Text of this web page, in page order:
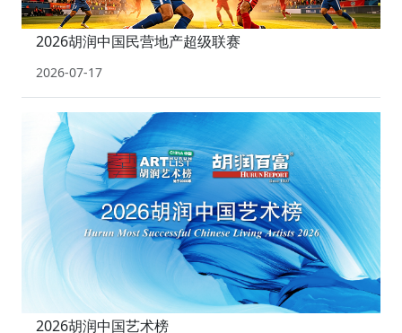
2026胡润中国民营地产超级联赛
2026-07-17
2026胡润中国艺术榜